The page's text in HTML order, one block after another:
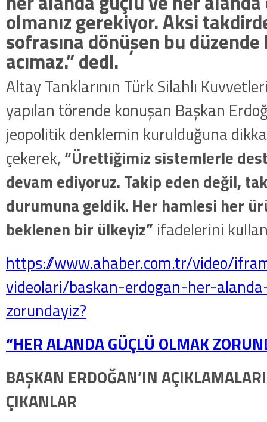
olmanız gerekiyor. Aksi
sofrasına dönüşen bu
acımaz.” dedi.
Altay Tanklarının Türk Silahlı
yapılan törende konuşan Başkan
jeopolitik denklemin kurulduğuna
çekerek, “Ürettiğimiz sistemlerle
devam ediyoruz. Takip eden değil,
durumuna geldik. Her hamlesi her
beklenen bir ülkeyiz” ifadelerini
https://www.ahaber.com.tr/video/
videolari/baskan-erdogan-her-
zorundayiz?
“HER ALANDA GÜÇLÜ OLMAK
BAŞKAN ERDOĞAN’IN
ÇIKANLAR